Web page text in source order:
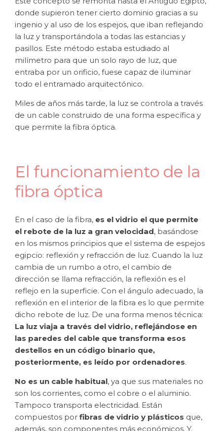
donde supieron tener cierto dominio gracias a su
ingenio y al uso de los espejos, que iban reflejando
la luz y transportándola a todas las estancias y
pasillos. Este método estaba estudiado al
milímetro para que un solo rayo de luz, que
entraba por un orificio, fuese capaz de iluminar
todo el entramado arquitectónico.
Miles de años más tarde, la luz se controla a través
de un cable construido de una forma específica y
que permite la fibra óptica.
El funcionamiento de la
fibra óptica
En el caso de la fibra, es el vidrio el que permite
el rebote de la luz a gran velocidad, basándose
en los mismos principios que el sistema de espejos
egipcio: reflexión y refracción de luz. Cuando la luz
cambia de un rumbo a otro, el cambio de
dirección se llama refracción, la reflexión es el
reflejo en la superficie. Con el ángulo adecuado, la
reflexión en el interior de la fibra es lo que permite
dicho rebote de luz. De una forma menos técnica:
La luz viaja a través del vidrio, reflejándose en
las paredes del cable que transforma esos
destellos en un código binario que,
posteriormente, es leído por ordenadores.
No es un cable habitual, ya que sus materiales no
son los corrientes, como el cobre o el aluminio.
Tampoco transporta electricidad. Están
compuestos por fibras de vidrio y plásticos que,
además, son componentes más económicos. Y,